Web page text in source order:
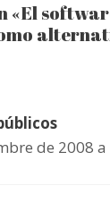
«El
de 2008